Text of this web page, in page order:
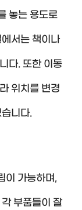
놓는 용도로
서는 책이나
다. 또한 이동
위치를 변경
니다.
이 가능하며,
부품들이 잘